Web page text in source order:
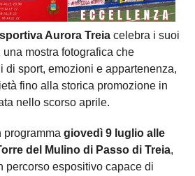
Aurora Treia celebra i suoi
una mostra fotografica che
di sport, emozioni e appartenenza,
fino alla storica promozione in
nello scorso aprile.
programma giovedì 9 luglio alle
del Mulino di Passo di Treia,
percorso espositivo capace di